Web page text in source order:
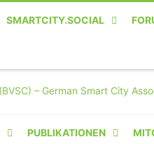
SMARTCITY.SOCIAL
PUBLIKATIONEN